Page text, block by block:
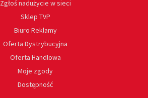
Zgłoś nadużycie w sieci
Sklep TVP
Biuro Reklamy
Oferta Dystrybucyjna
Oferta Handlowa
Moje zgody
Dostępność